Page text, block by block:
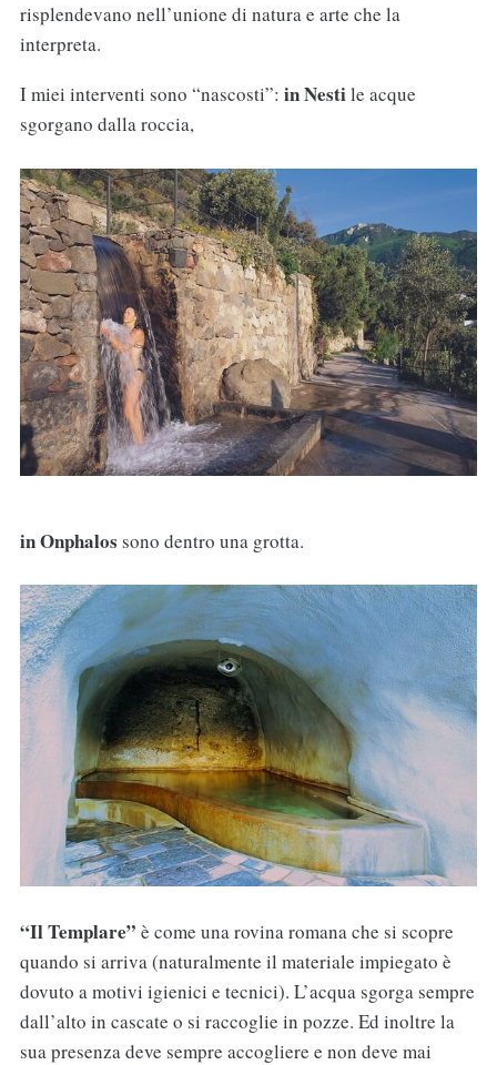
risplendevano nell’unione di natura e arte che la
interpreta.
I miei interventi sono “nascosti”: in Nestile acque
sgorgano dalla roccia,
in Onphalos sono dentro una grotta.
“Il Templare” è come una rovina romana che si scopre
quando si arriva (naturalmente il materiale impiegato è
dovuto a motivi igienici e tecnici). L’acqua sgorga sempre
dall’alto in cascate o si raccoglie in pozze. Ed inoltre la
sua presenza deve sempre accogliere e non deve mai